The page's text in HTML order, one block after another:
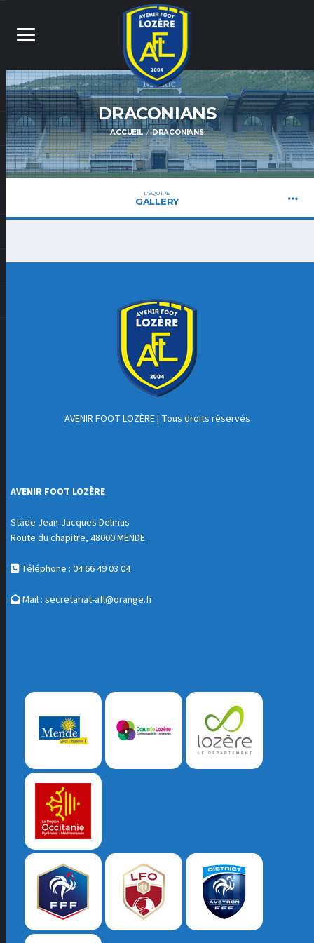
DRACONIANS
ACCUEIL DRACONIANS
L'ÉQUIPE
GALLERY
AVENIR FOOT LOZÈRE| Tous droits réservés
AVENIR FOOT LOZÈRE
Stade Jean-Jacques Delmas
Route du chapitre, 48000 MENDE.
Téléphone : 04 66 49 03 04
Mail : secretariat-afl@orange.fr